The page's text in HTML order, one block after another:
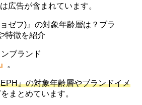
広告が含まれています。
ブランド
。
』の対象年齢層やブランドイメ
まとめています。